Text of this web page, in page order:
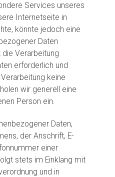
Services unseres
Internetseite in
könnte jedoch eine
Daten
Verarbeitung
erforderlich und
keine
wir generell eine
Person ein.
Daten,
der Anschrift, E-
einer
stets im Einklang mit
und in